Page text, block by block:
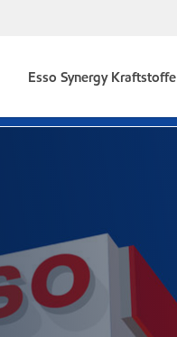
Esso Synergy Kraftstoffe